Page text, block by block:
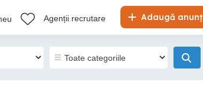
Adaugă anunț
Agenții recrutare